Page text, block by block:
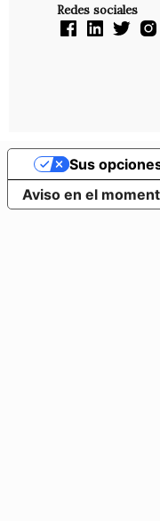
Redes sociales
Aviso en el
Sus